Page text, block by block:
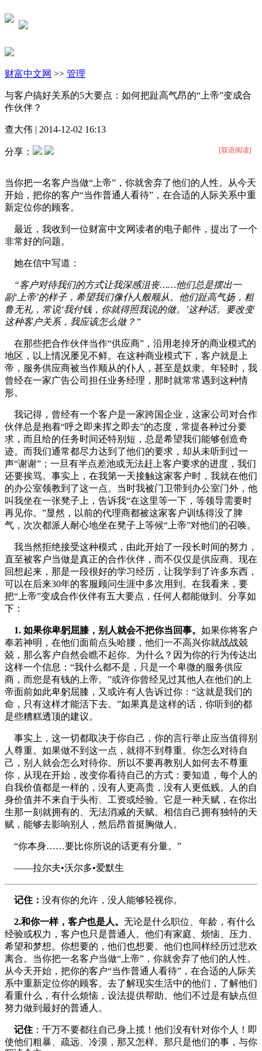
财富中文网 >> 管理
与客户搞好关系的5大要点：如何把趾高气昂的“上帝”变成合
作伙伴？
查大伟 | 2014-12-02 16:13
分享： [双语阅读]
当你把一名客户当做“上帝”，你就舍弃了他们的人性。从今天
开始，把你的客户“当作普通人看待”，在合适的人际关系中重
新定位你的顾客。
最近，我收到一位财富中文网读者的电子邮件，提出了一个
非常好的问题。
她在信中写道：
“客户对待我们的方式让我深感沮丧……他们总是摆出一
副‘上帝’的样子，希望我们像仆人般顺从。他们趾高气扬，粗
鲁无礼，常说‘我付钱，你就得照我说的做。’这种话。要改变
这种客户关系，我应该怎么做？”
在那些把合作伙伴当作“供应商”，沿用老掉牙的商业模式的
地区，以上情况屡见不鲜。在这种商业模式下，客户就是上
帝，服务供应商被当作顺从的仆人，甚至是奴隶。年轻时，我
曾经在一家广告公司担任业务经理，那时就常常遇到这种情
形。
我记得，曾经有一个客户是一家跨国企业，这家公司对合作
伙伴总是抱着“呼之即来挥之即去”的态度，常提各种过分要
求，而且给的任务时间还特别短，总是希望我们能够创造奇
迹。而我们通常都尽力达到了他们的要求，却从未听到过一
声“谢谢”；一旦有半点差池或无法赶上客户要求的进度，我们
还要挨骂。事实上，在我第一天接触这家客户时，我就在他们
的办公室领教到了这一点。当时我被门卫带到办公室门外，他
叫我坐在一张凳子上，告诉我“在这里等一下，等领导需要时
再见你。”显然，以前的代理商都被这家客户训练得没了脾
气，次次都派人耐心地坐在凳子上等候“上帝”对他们的召唤。
我当然拒绝接受这种模式，由此开始了一段长时间的努力，
直至被客户当做是真正的合作伙伴，而不仅仅是供应商。现在
回想起来，那是一段很好的学习经历，让我学到了许多东西，
可以在后来30年的客服顾问生涯中多次用到。在我看来，要
把“上帝”变成合作伙伴有五大要点，任何人都能做到。分享如
下：
1. 如果你卑躬屈膝，别人就会不把你当回事。 如果你将客户
奉若神明，在他们面前点头哈腰，他们一不高兴你就战战兢
兢，那么客户自然会瞧不起你。为什么？因为你的行为传达出
这样一个信息：“我什么都不是，只是一个卑微的服务供应
商，而您是有钱的上帝。”或许你曾经见过其他人在他们的上
帝面前如此卑躬屈膝，又或许有人告诉过你：“这就是我们的
命，只有这样才能活下去。”如果真是这样的话，你听到的都
是些糟糕透顶的建议。
事实上，这一切都取决于你自己，你的言行举止应当值得别
人尊重。如果做不到这一点，就得不到尊重。你怎么对待自
己，别人就会怎么对待你。所以不要再教别人如何去不尊重
你，从现在开始，改变你看待自己的方式：要知道，每个人的
自我价值都是一样的，没有人更高贵，没有人更低贱。人的自
身价值并不来自于头衔、工资或经验。它是一种天赋，在你出
生那一刻就拥有的、无法消减的天赋。相信自己拥有独特的天
赋，能够去影响别人，然后昂首挺胸做人。
“你本身……要比你所说的话更有分量。”
——拉尔夫•沃尔多•爱默生
记住： 没有你的允许，没人能够轻视你。
2.和你一样，客户也是人。 无论是什么职位、年龄，有什么
经验或权力，客户也只是普通人。他们有家庭、烦恼、压力、
希望和梦想。你想要的，他们也想要。他们也同样经历过悲欢
离合。当你把一名客户当做“上帝”，你就舍弃了他们的人性。
从今天开始，把你的客户“当作普通人看待”，在合适的人际关
系中重新定位你的顾客。去了解现实生活中的他们，了解他们
看重什么，有什么烦恼，设法提供帮助。他们不过是有缺点但
努力做到最好的普通人。
记住 ：千万不要都往自己身上揽！他们没有针对你个人！即
使他们粗暴、疏远、冷漠，那又怎样。那只是他们的事，与你